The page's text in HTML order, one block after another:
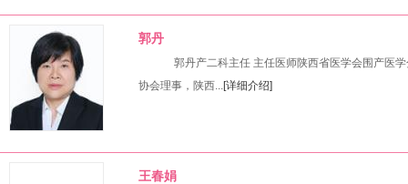
郭丹
郭丹产二科主任 主任医师陕西省医学会围产医
协会理事，陕西...[详细介绍]
王春娟